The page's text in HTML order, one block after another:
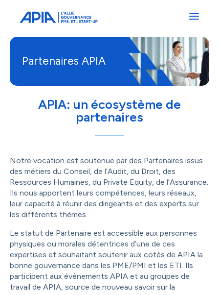
Professionnels
Indépendants
Partenaires APIA
APIA: un écosystème de
partenaires
Notre vocation est soutenue par des Partenaires issus
des métiers du Conseil, de l’Audit, du Droit, des
Ressources Humaines, du Private Equity, de l’Assurance.
Ils nous apportent leurs compétences, leurs réseaux,
leur capacité à réunir des dirigeants et des experts sur
les différents thèmes.
Le statut de Partenaire est accessible aux personnes
physiques ou morales détentrices d’une de ces
expertises et souhaitant soutenir aux cotés de APIA la
bonne gouvernance dans les PME/PMI et les ETI. Ils
participent aux évènements APIA et au groupes de
travail de APIA, source de nouveau savoir sur la